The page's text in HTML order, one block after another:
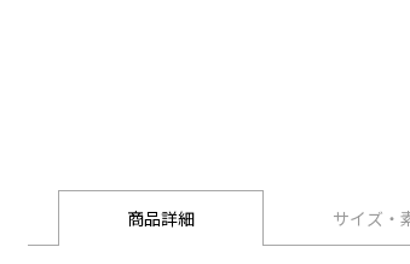
商品詳細 サイズ・